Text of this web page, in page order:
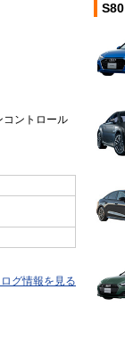
コントロール
グ情報を見る